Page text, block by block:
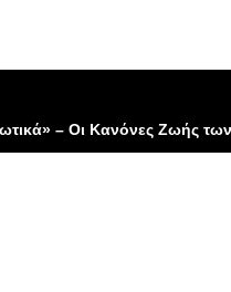
– Οι Κανόνες Ζωής